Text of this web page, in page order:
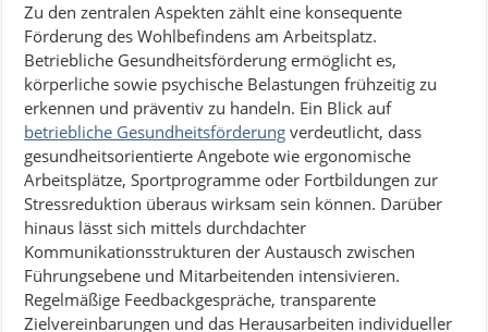
Zu den zentralen Aspekten zählt eine konsequente
Förderung des Wohlbefindens am Arbeitsplatz.
Betriebliche Gesundheitsförderung ermöglicht es,
körperliche sowie psychische Belastungen frühzeitig zu
erkennen und präventiv zu handeln. Ein Blick auf
betriebliche Gesundheitsförderung verdeutlicht, dass
gesundheitsorientierte Angebote wie ergonomische
Arbeitsplätze, Sportprogramme oder Fortbildungen zur
Stressreduktion überaus wirksam sein können. Darüber
hinaus lässt sich mittels durchdachter
Kommunikationsstrukturen der Austausch zwischen
Führungsebene und Mitarbeitenden intensivieren.
Regelmäßige Feedbackgespräche, transparente
Zielvereinbarungen und das Herausarbeiten individueller